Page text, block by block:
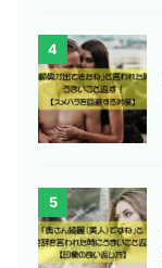
4
5